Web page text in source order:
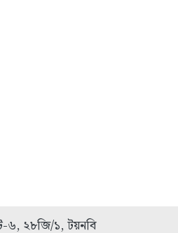
৬, ২৮জি/১, টয়নবি